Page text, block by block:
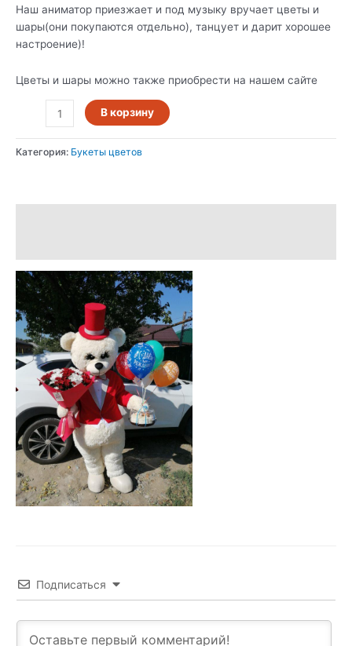
Наш аниматор приезжает и под музыку вручает цветы и
шары(они покупаются отдельно), танцует и дарит хорошее
настроение)!
Цветы и шары можно также приобрести на нашем сайте
В корзину
Категория: Букеты цветов
Подписаться